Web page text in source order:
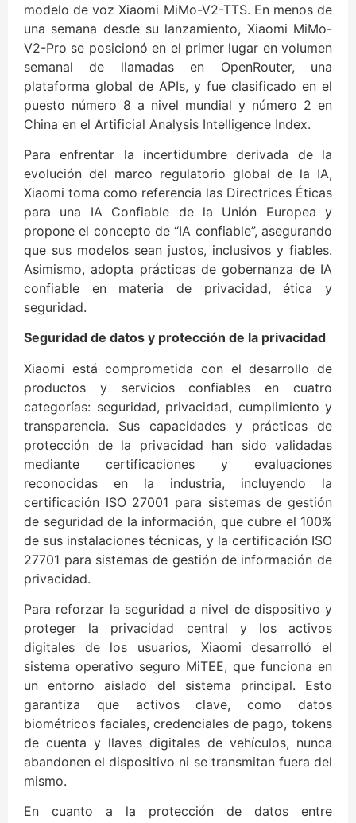
modelo de voz Xiaomi MiMo-V2-TTS. En menos de
una semana desde su lanzamiento, Xiaomi MiMo-
V2-Pro se posicionó en el primer lugar en volumen
semanal de llamadas en OpenRouter, una
plataforma global de APIs, y fue clasificado en el
puesto número 8 a nivel mundial y número 2 en
China en el Artificial Analysis Intelligence Index.
Para enfrentar la incertidumbre derivada de la
evolución del marco regulatorio global de la IA,
Xiaomi toma como referencia las Directrices Éticas
para una IA Confiable de la Unión Europea y
propone el concepto de “IA confiable”, asegurando
que sus modelos sean justos, inclusivos y fiables.
Asimismo, adopta prácticas de gobernanza de IA
confiable en materia de privacidad, ética y
seguridad.
Seguridad de datos y protección de la privacidad
Xiaomi está comprometida con el desarrollo de
productos y servicios confiables en cuatro
categorías: seguridad, privacidad, cumplimiento y
transparencia. Sus capacidades y prácticas de
protección de la privacidad han sido validadas
mediante certificaciones y evaluaciones
reconocidas en la industria, incluyendo la
certificación ISO 27001 para sistemas de gestión
de seguridad de la información, que cubre el 100%
de sus instalaciones técnicas, y la certificación ISO
27701 para sistemas de gestión de información de
privacidad.
Para reforzar la seguridad a nivel de dispositivo y
proteger la privacidad central y los activos
digitales de los usuarios, Xiaomi desarrolló el
sistema operativo seguro MiTEE, que funciona en
un entorno aislado del sistema principal. Esto
garantiza que activos clave, como datos
biométricos faciales, credenciales de pago, tokens
de cuenta y llaves digitales de vehículos, nunca
abandonen el dispositivo ni se transmitan fuera del
mismo.
En cuanto a la protección de datos entre